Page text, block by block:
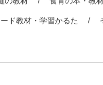
ド教材・学習かるた